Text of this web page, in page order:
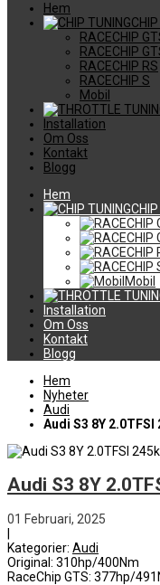
Hem
RACECHIP
RACECHIP
RACECHIP RS
RACECHIP S
Mobil
Installation
Om Oss
Kontakt
Blogg
Hem
Mobil
Installation
Om Oss
Kontakt
Blogg
Hem
Nyheter
Audi
Audi S3 8Y 2.0TFSI
Audi S3 8Y
01 Februari, 2025
Kategorier: Audi
Original: 310hp/400Nm
RaceChip GTS: 377hp/